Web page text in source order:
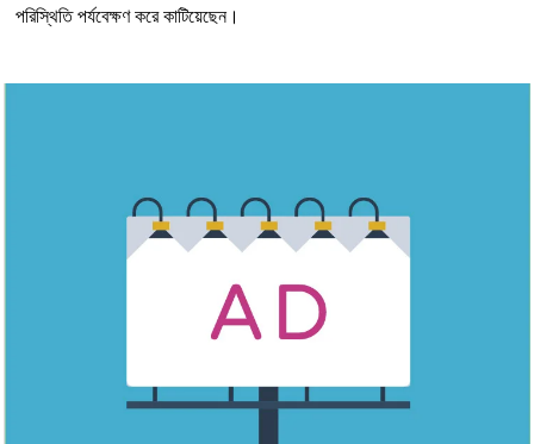
পরিস্থিতি পর্যবেক্ষণ করে কাটিয়েছেন।